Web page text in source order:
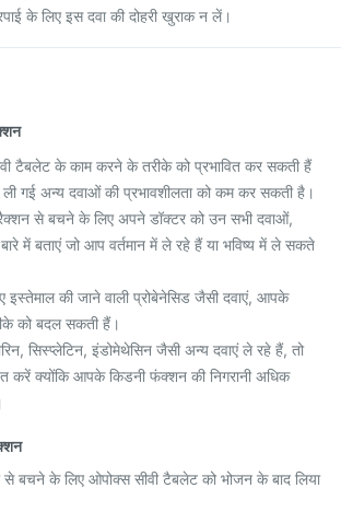
के लिए इस दवा की दोहरी खुराक न लें।
टैबलेट के काम करने के तरीके को प्रभावित कर सकती हैं
गई अन्य दवाओं की प्रभावशीलता को कम कर सकती है।
से बचने के लिए अपने डॉक्टर को उन सभी दवाओं,
में बताएं जो आप वर्तमान में ले रहे हैं या भविष्य में ले सकते
की जाने वाली प्रोबेनेसिड जैसी दवाएं, आपके
को बदल सकती हैं।
सिस्प्लेटिन, इंडोमेथेसिन जैसी अन्य दवाएं ले रहे हैं, तो
करें क्योंकि आपके किडनी फंक्शन की निगरानी अधिक
से बचने के लिए ओपोक्स सीवी टैबलेट को भोजन के बाद लिया